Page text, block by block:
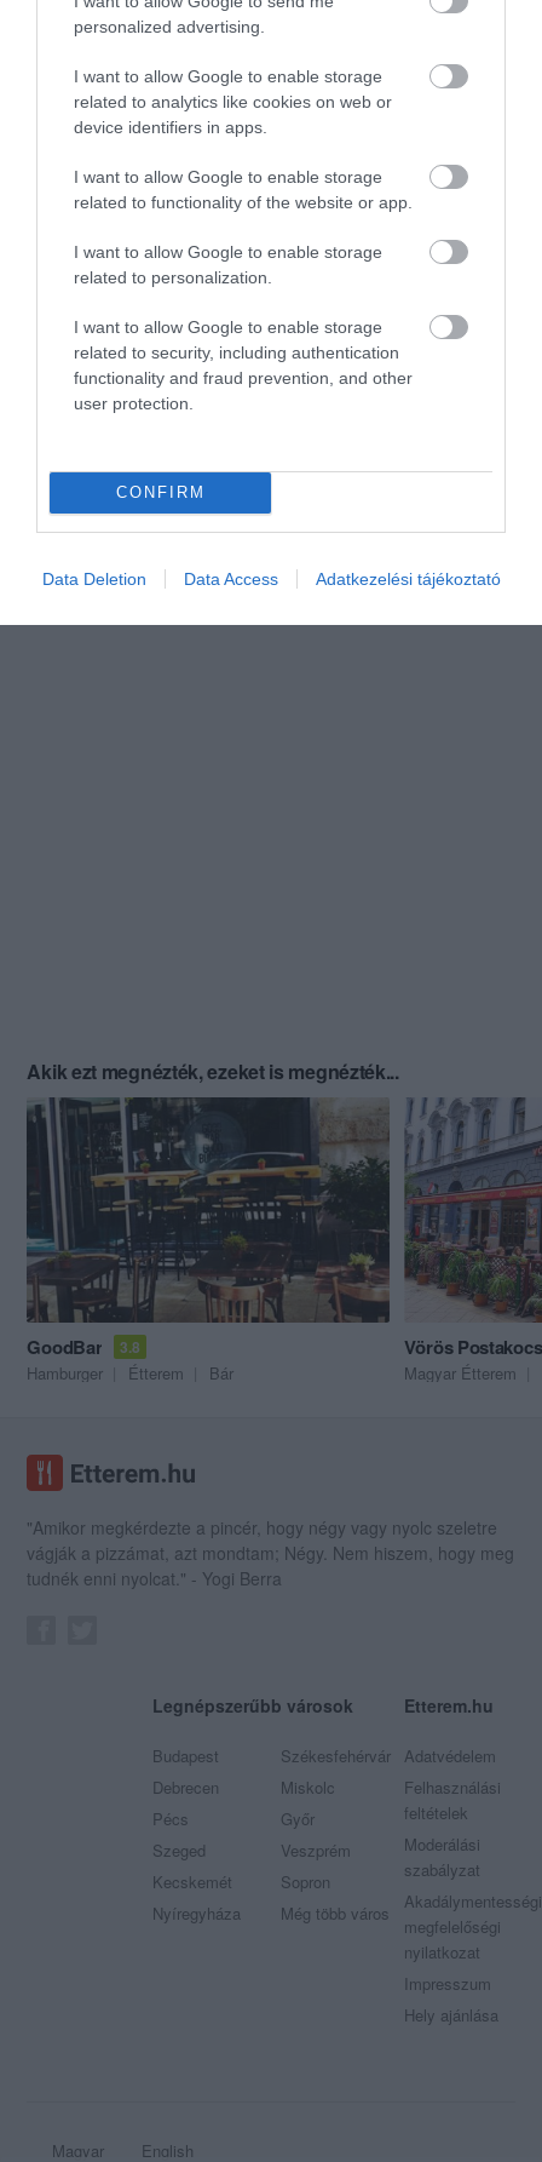
personalized advertising.
I want to allow Google to enable storage
related to analytics like cookies on web or
device identifiers in apps.
I want to allow Google to enable storage
related to functionality of the website or app.
I want to allow Google to enable storage
related to personalization.
I want to allow Google to enable storage
related to security, including authentication
functionality and fraud prevention, and other
user protection.
CONFIRM
Data Deletion Data Access Adatkezelési tájékoztató
5.0
Összesen 1
5
3 0
2 0
Akik ezt megnézték, ezeket is megnézték...
GoodBar 3.8
Hamburger Étterem Bár
Vörös
Magyar Étterem
"Amikor megkérdezte a pincér, hogy négy vagy nyolc szeletre
vágják a pizzámat, azt mondtam; Négy. Nem hiszem, hogy meg
tudnék enni nyolcat." - Yogi Berra
Legnépszerűbb városok
Budapest
Debrecen
Pécs
Szeged
Kecskemét
Nyíregyháza
Székesfehérvár
Miskolc
Győr
Veszprém
Sopron
Még több város
Etterem.hu
Adatvédelem
Felhasználási
feltételek
Moderálási
szabályzat
Akadálymentességi
megfelelőségi
nyilatkozat
Impresszum
Hely ajánlása
Magyar English